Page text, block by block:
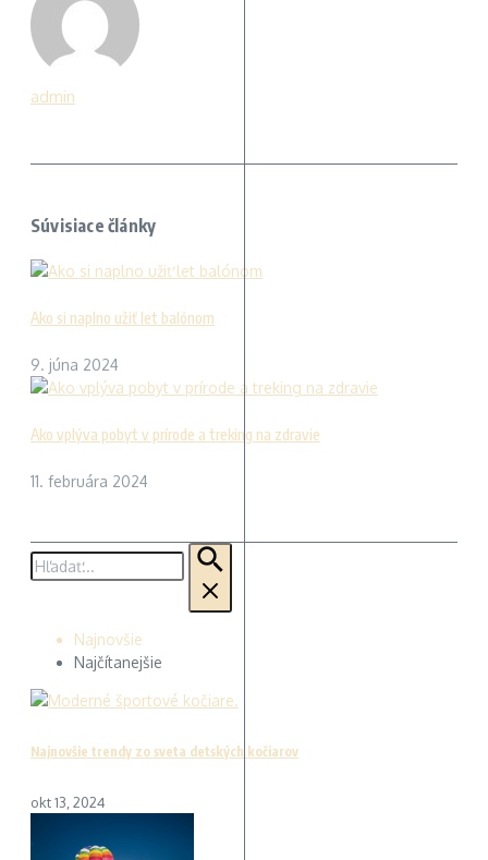
admin
Súvisiace články
Ako si naplno užiť let balónom
9. júna 2024
Ako vplýva pobyt v prírode a treking na zdravie
11. februára 2024
Hľadať:
Najnovšie
Najčítanejšie
Najnovšie trendy zo sveta detských kočiarov
okt 13, 2024